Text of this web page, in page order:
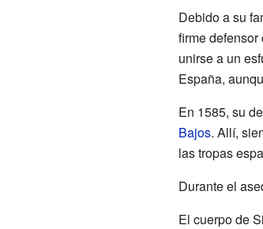
Debido a su
firme
unirse a un
España,
En 1585, su
Bajos. Allí,
las tropas
Durante el
El cuerpo de